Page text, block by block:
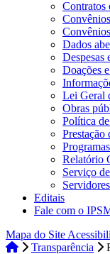
Contratos
Dados
Despesas
Doações
Lei Geral
Obras
Política
Prestação
Relatório
Serviço
Servidores
Editais
Fale com o
Mapa do Site
Transparência